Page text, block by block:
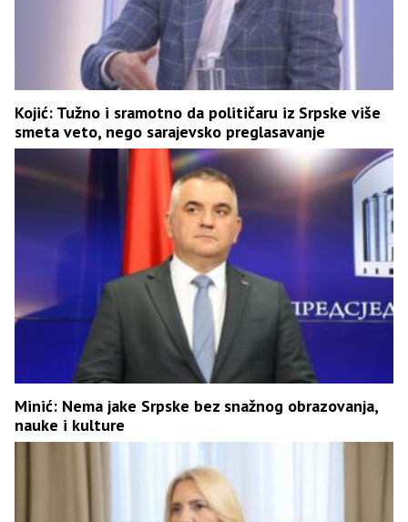
Kojić: Tužno i sramotno da političaru iz Srpske više
smeta veto, nego sarajevsko preglasavanje
Minić: Nema jake Srpske bez snažnog obrazovanja,
nauke i kulture